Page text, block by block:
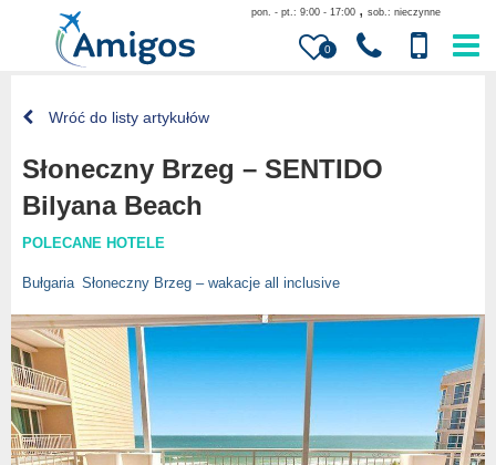
0
pon. - pt.: 9:00 - 17:00 , sob.: nieczynne
Wróć do listy artykułów
Słoneczny Brzeg – SENTIDO
Bilyana Beach
POLECANE HOTELE
Bułgaria Słoneczny Brzeg – wakacje all inclusive